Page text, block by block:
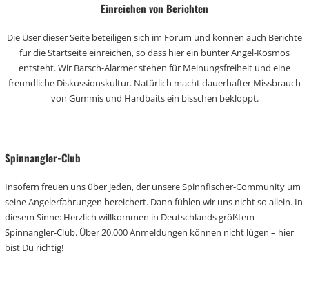
Einreichen von Berichten
Die User dieser Seite beteiligen sich im Forum und können auch Berichte
für die Startseite einreichen, so dass hier ein bunter Angel-Kosmos
entsteht. Wir Barsch-Alarmer stehen für Meinungsfreiheit und eine
freundliche Diskussionskultur. Natürlich macht dauerhafter Missbrauch
von Gummis und Hardbaits ein bisschen bekloppt.
Spinnangler-Club
Insofern freuen uns über jeden, der unsere Spinnfischer-Community um
seine Angelerfahrungen bereichert. Dann fühlen wir uns nicht so allein. In
diesem Sinne: Herzlich willkommen in Deutschlands größtem
Spinnangler-Club. Über 20.000 Anmeldungen können nicht lügen – hier
bist Du richtig!